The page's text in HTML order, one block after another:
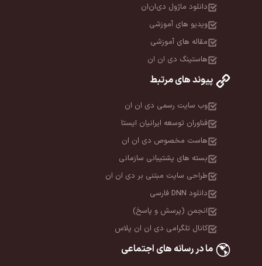
دانلود ماژول دی‌ان‌ان
ویدیو های آموزشی
مقاله های آموزشی
هاستینگ دی ان ان
پیوند های مرتبط
وب سایت رسمی دی ان ان
فناوران توسعه ایرانیان ایستا
هاست مخصوص دی ان ان
بسته های پشتیبانی سازمانی
طراحی سایت مبتنی بر دی ان ان
دانلود DNN فارسی
انجمن (پرسش و پاسخ)
کانال تلگرامی دی ان ان پلاس
ما در رسانه های اجتماعی